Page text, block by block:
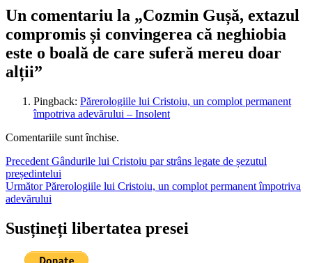
Un comentariu la „Cozmin Gușă, extazul
compromis și convingerea că neghiobia
este o boală de care suferă mereu doar
alții”
Pingback: Părerologiile lui Cristoiu, un complot permanent
împotriva adevărului – Insolent
Comentariile sunt închise.
Navigare
în
articole
Precedent Articolul
anterior:
Gândurile lui Cristoiu par strâns legate de șezutul
președintelui
Următor Articolul
următor:
Părerologiile lui Cristoiu, un complot permanent împotriva
adevărului
Susțineți libertatea presei